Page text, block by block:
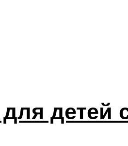
детей